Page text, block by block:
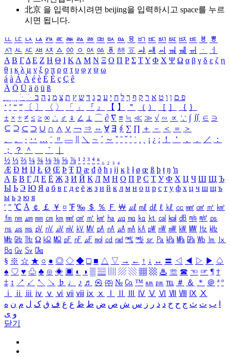
北京 을 입력하시려면 beijing을 입력하시고 space를 누르
시면 됩니다.
ㅥ ㅦ ㅧ ㅨ ㅩ ㅪ ㅫ ㅬ ㅭ ㅮ ㅯ ㅰ ㅱ ㅲ ㅳ ㅴ ㅵ ㅶ ㅷ ㅸ
ㅹ
ㅺ ㅻ ㅼ ㅽ ㅾ ㅿ ㆀ ㆁ ㆂ ㆃ ㆄ ㆅ ㆆ ㆇ ㆈ ㆉ ㆊ ㆋ ㆌ ㆍ
ㆎ
Α Β ΓΔ Ε Ζ Η Θ Ι ΚΛ Μ Ν Ξ Ο Π Ρ Σ ΤΥ Φ Χ Ψ Ω α β γ δ ε ζ η
θ ι κ λ μ ν ξ ο π ρ σ τ υ φ χ ψ ω
á à Á À é è É È ç Ç ê
Ä Ö Ü ä ö ü ß
ִֶֹ ֻּ ׁׂ פ ם ן ו ט א ר ק ף ך ל ח י ע כ ג ד ש ץ ת צ מ נ ה ב
‘ ’ “ ” 〔 〕 〈 〉 「 」 『 』 【 】 ＂ （ ） ［ ］ ｛ ｝
± × ÷ ≠ ≤ ≥ ∞ ∴ ♂ ♀ ∠ ⊥ ⌒ ∂ ∇ ≡ ≒ ≪ ≫ √ ∽ ∝ ∵ ∫ ∬ ∈ ∋
⊆ ⊇ ⊂ ⊃ ∪ ∩ ∧ ∨ ￢ ⇒ ⇔ ∀ ∃ ∮ ∑ ∏ ＋ － ＜ ＝
＞
、
。 · ‥ … ¨ 〃 ― ＼ ∼ ´ ～ ˇ ˘ ˝ ˚ ˙ ¸ ¡ ¿ ː ！ ＇ ， ． ／
：
；
？ ＾ ｀
½ ⅓ ⅔ ¼ ¾ ⅛ ⅜ ⅝ ⅞ ¹ ² ³ ⁴ ⁿ ₁ ₂ ₃ ₄
Æ Ð Ħ Ĳ Ł Ø Œ Þ Ŧ Ŋ æ đ ð ħ ı ĳ ĸ ŀ ł ø œ ß þ ŧ ŋ ŉ
А Б В Г Д Е Ё Ж З И Й К Л М Н О П Р С Т У Ф Х Ц Ч Ш Щ Ъ
Ы Ь Э Ю Я а б в г д е ё ж з и й к л м н о п р с т у ф х ц ч ш щ ъ
ы ь э ю я
′ ″ ℃ Å ￠ ￡ ￥ ¤ ℉ ‰ ＄ ％ Ｆ ￦ ㎕ ㎖ ㎗ ℓ ㎘ ㏄ ㎣ ㎤ ㎥ ㎦
㎙ ㎚ ㎛ ㎜ ㎝ ㎞ ㎟ ㎠ ㎡ ㎢ ㏊ ㎍ ㎎ ㎏ ㏏ ㎈ ㎉ ㏈ ㎧ ㎨ ㎰
㎱ ㎲ ㎳ ㎴ ㎵ ㎶ ㎷ ㎸ ㎹ ㎀ ㎁ ㎂ ㎃ ㎄ ㎺ ㎻ ㎽ ㎾ ㎿ ㎐ ㎑
㎒ ㎓ ㎔ Ω ㏀ ㏁ ㎊ ㎋ ㎌ ㏖ ㏅ ㎭ ㎮ ㎯ ㏛ ㎩ ㎪ ㎫ ㎬ ㏝ ㏐
㏓
㏃ ㏉ ㏜ ㏆
§ ※ ☆ ★ ○ ● ◎ ◇ ◆ □ ■ △ ▽ → ← ↑ ↓ ↔ 〓 ◁ ◀ ▷ ▶ ♤
♠ ♡ ♥ ♧ ♣ ⊙ ◈ ▣ ◐ ◑ ▒ ▤ ▨ ▧ ▦ ▩ ♨ ☏ ☎ ☜ ☞ ¶ †
‡ ↕ ↗ ↙ ↖ ↘ ♭ ♩ ♪ ♬ ㉿ ㈜ № ㏇ ™ ㏂ ㏘ ℡ ＃ ＆ ＊ ＠ ª º
ⅰ
ⅱ ⅲ ⅳ ⅴ ⅵ ⅶ ⅷ ⅸ ⅹ Ⅳ Ⅴ Ⅵ Ⅶ Ⅷ Ⅸ Ⅹ
ب ت ث ج ح خ د ذ ر ز س ش ص ض ط ظ ع غ ف ق ک ل م ن ه
و ی
닫기